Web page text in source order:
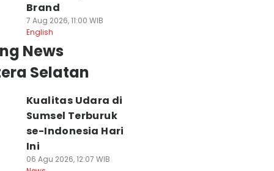
Sumsel
Dapat Bibit
Gratis
KTP,
Beberkan
Menhut Raja Juli
Minta Perusahaan
Jaga Wilayah Dari
Karhutla
News
Brand
7 Aug 2026, 11:00 WIB
English
News
Selatan
Kualitas Udara di
Sumsel Terburuk
se-Indonesia Hari
Ini
06 Agu 2026, 12:07 WIB